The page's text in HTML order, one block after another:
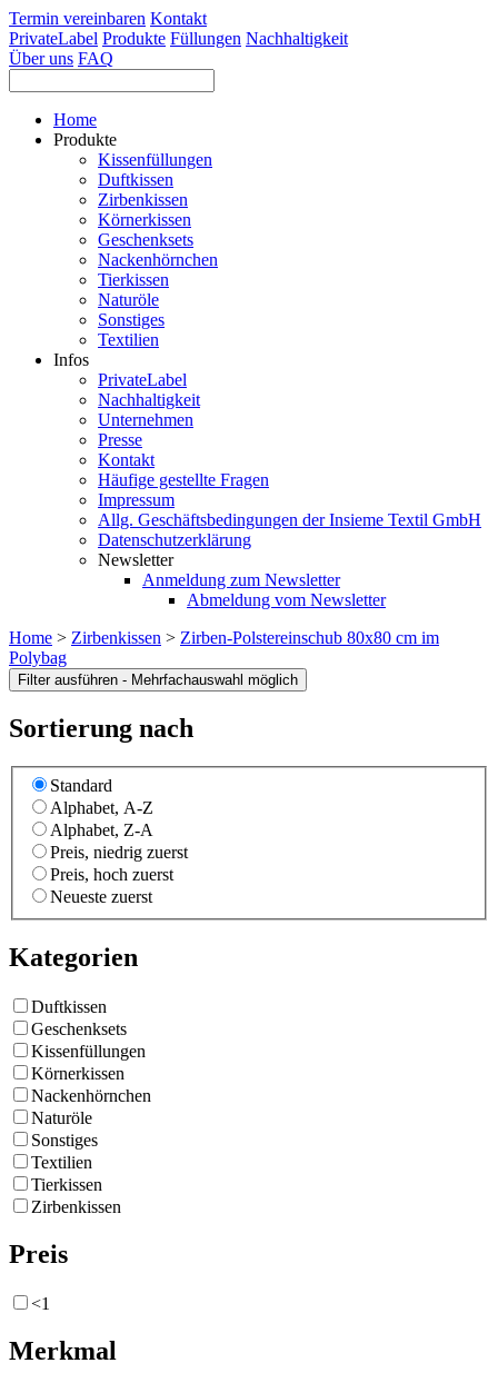
Termin vereinbaren Kontakt
PrivateLabel Produkte Füllungen Nachhaltigkeit
Über uns FAQ
Home
Produkte
Kissenfüllungen
Duftkissen
Zirbenkissen
Körnerkissen
Geschenksets
Nackenhörnchen
Tierkissen
Naturöle
Sonstiges
Textilien
Infos
PrivateLabel
Nachhaltigkeit
Unternehmen
Presse
Kontakt
Häufige gestellte Fragen
Impressum
Allg. Geschäftsbedingungen der Insieme Textil GmbH
Datenschutzerklärung
Newsletter
Anmeldung zum Newsletter
Abmeldung vom Newsletter
Home > Zirbenkissen > Zirben-Polstereinschub 80x80 cm im
Polybag
Sortierung nach
Standard
Alphabet, A-Z
Alphabet, Z-A
Preis, niedrig zuerst
Preis, hoch zuerst
Neueste zuerst
Kategorien
Duftkissen
Geschenksets
Kissenfüllungen
Körnerkissen
Nackenhörnchen
Naturöle
Sonstiges
Textilien
Tierkissen
Zirbenkissen
Preis
<1
Merkmal